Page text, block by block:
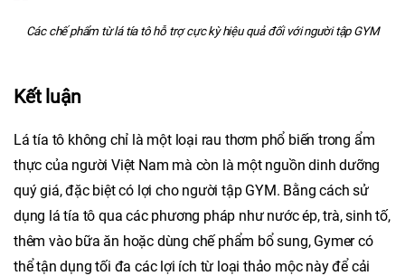
Các chế phẩm từ lá tía tô hỗ trợ cực kỳ hiệu quả đối với người tập GYM
Kết luận
Lá tía tô không chỉ là một loại rau thơm phổ biến trong ẩm
thực của người Việt Nam mà còn là một nguồn dinh dưỡng
quý giá, đặc biệt có lợi cho người tập GYM. Bằng cách sử
dụng lá tía tô qua các phương pháp như nước ép, trà, sinh tố,
thêm vào bữa ăn hoặc dùng chế phẩm bổ sung, Gymer có
thể tận dụng tối đa các lợi ích từ loại thảo mộc này để cải